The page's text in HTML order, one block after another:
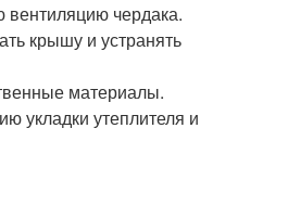
чердака.
крышу и устранять
материалы.
укладки утеплителя и